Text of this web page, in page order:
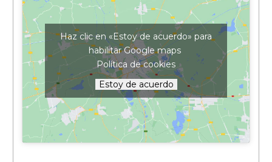
Haz clic en «Estoy de acuerdo» para
habilitar Google maps
Política de cookies
Estoy de acuerdo